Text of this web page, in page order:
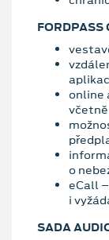
FORDPASS
online
o
eCall
i
SADA